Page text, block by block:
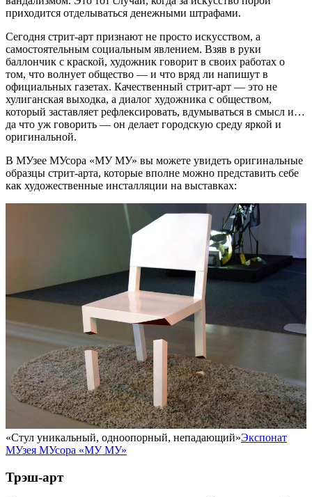
приходится отделываться денежными штрафами.
Сегодня стрит-арт признают не просто искусством, а
самостоятельным социальным явлением. Взяв в руки
баллончик с краской, художник говорит в своих работах о
том, что волнует общество — и что вряд ли напишут в
официальных газетах. Качественный стрит-арт — это не
хулиганская выходка, а диалог художника с обществом,
который заставляет рефлексировать, вдумываться в смысл и…
да что уж говорить — он делает городскую среду яркой и
оригинальной.
В МУзее МУсора «МУ МУ» вы можете увидеть оригинальные
образцы стрит-арта, которые вполне можно представить себе
как художественные инсталляции на выставках:
«Стул уникальный, одноопорный, непадающий»Экспонат
МУзея МУсора «МУ МУ»
Трэш-арт